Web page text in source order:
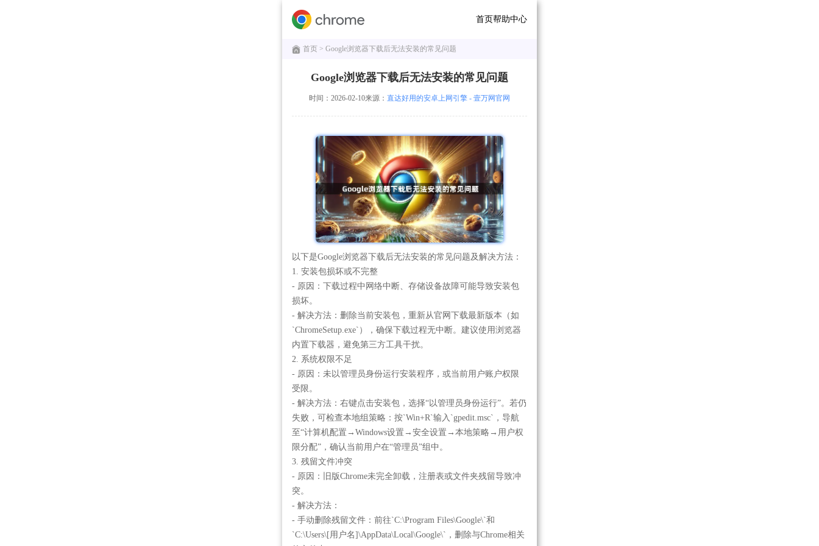
首页帮助中心
首页 > Google浏览器下载后无法安装的常见问题
Google浏览器下载后无法安装的常见问题
时间：2026-02-10来源： 直达好用的安卓上网引擎 - 壹万网官网
以下是Google浏览器下载后无法安装的常见问题及解决方法：
1. 安装包损坏或不完整
- 原因：下载过程中网络中断、存储设备故障可能导致安装包
损坏。
- 解决方法：删除当前安装包，重新从官网下载最新版本（如
`ChromeSetup.exe`），确保下载过程无中断。建议使用浏览器
内置下载器，避免第三方工具干扰。
2. 系统权限不足
- 原因：未以管理员身份运行安装程序，或当前用户账户权限
受限。
- 解决方法：右键点击安装包，选择“以管理员身份运行”。若仍
失败，可检查本地组策略：按`Win+R`输入`gpedit.msc`，导航
至“计算机配置→Windows设置→安全设置→本地策略→用户权
限分配”，确认当前用户在“管理员”组中。
3. 残留文件冲突
- 原因：旧版Chrome未完全卸载，注册表或文件夹残留导致冲
突。
- 解决方法：
- 手动删除残留文件：前往`C:\Program Files\Google\`和
`C:\Users\[用户名]\AppData\Local\Google\`，删除与Chrome相关